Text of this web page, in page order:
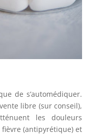
de s’automédiquer.
libre (sur conseil),
les douleurs
(antipyrétique) et